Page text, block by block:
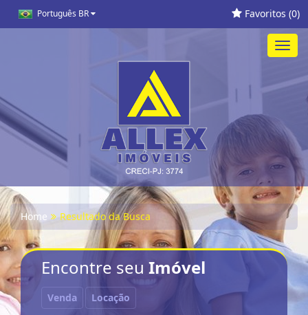
Português BR Favoritos (0)
Home Resultado da Busca
Encontre seu Imóvel
Venda Locação